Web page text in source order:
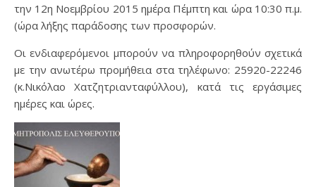
την 12η Noεμβρίου 2015 ημέρα Πέμπτη και ώρα 10:30 π.μ.
(ώρα λήξης παράδοσης των προσφορών.
Οι ενδιαφερόμενοι μπορούν να πληροφορηθούν σχετικά
με την ανωτέρω προμήθεια στα τηλέφωνο: 25920-22246
(κ.Νικόλαο Χατζητριανταφύλλου), κατά τις εργάσιμες
ημέρες και ώρες.